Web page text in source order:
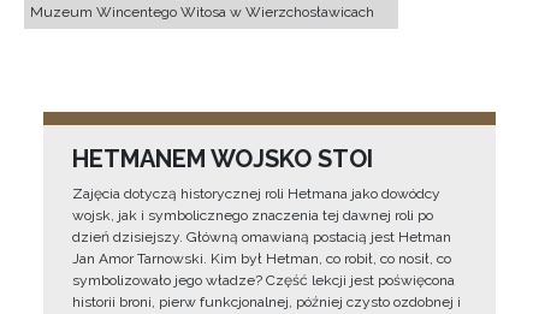
Muzeum Wincentego Witosa w Wierzchosławicach
HETMANEM WOJSKO STOI
Zajęcia dotyczą historycznej roli Hetmana jako dowódcy
wojsk, jak i symbolicznego znaczenia tej dawnej roli po
dzień dzisiejszy. Główną omawianą postacią jest Hetman
Jan Amor Tarnowski. Kim był Hetman, co robił, co nosił, co
symbolizowało jego władze? Część lekcji jest poświęcona
historii broni, pierw funkcjonalnej, później czysto ozdobnej i